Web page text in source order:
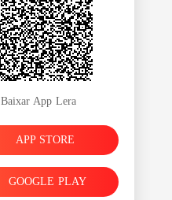
Baixar App Lera
APP STORE
GOOGLE PLAY